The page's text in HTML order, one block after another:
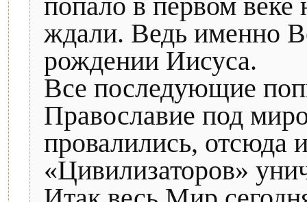
попало в первом веке
ждали. Ведь именно
рождении Иисуса.
Все последующие
Православие под
провалились, отсюда
«Цивилизаторов»